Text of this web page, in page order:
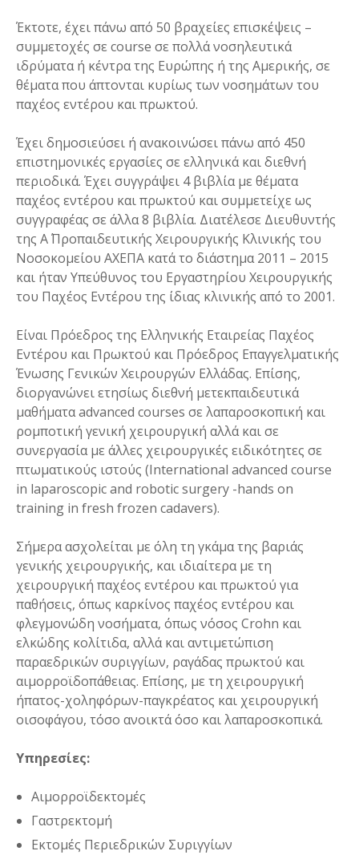
Έκτοτε, έχει πάνω από 50 βραχείες επισκέψεις –
συμμετοχές σε course σε πολλά νοσηλευτικά
ιδρύματα ή κέντρα της Ευρώπης ή της Αμερικής, σε
θέματα που άπτονται κυρίως των νοσημάτων του
παχέος εντέρου και πρωκτού.
Έχει δημοσιεύσει ή ανακοινώσει πάνω από 450
επιστημονικές εργασίες σε ελληνικά και διεθνή
περιοδικά. Έχει συγγράψει 4 βιβλία με θέματα
παχέος εντέρου και πρωκτού και συμμετείχε ως
συγγραφέας σε άλλα 8 βιβλία. Διατέλεσε Διευθυντής
της Α΄ Προπαιδευτικής Χειρουργικής Κλινικής του
Νοσοκομείου ΑΧΕΠΑ κατά το διάστημα 2011 – 2015
και ήταν Υπεύθυνος του Εργαστηρίου Χειρουργικής
του Παχέος Εντέρου της ίδιας κλινικής από το 2001.
Είναι Πρόεδρος της Ελληνικής Εταιρείας Παχέος
Εντέρου και Πρωκτού και Πρόεδρος Επαγγελματικής
Ένωσης Γενικών Χειρουργών Ελλάδας. Επίσης,
διοργανώνει ετησίως διεθνή μετεκπαιδευτικά
μαθήματα advanced courses σε λαπαροσκοπική και
ρομποτική γενική χειρουργική αλλά και σε
συνεργασία με άλλες χειρουργικές ειδικότητες σε
πτωματικούς ιστούς (International advanced course
in laparoscopic and robotic surgery -hands on
training in fresh frozen cadavers).
Σήμερα ασχολείται με όλη τη γκάμα της βαριάς
γενικής χειρουργικής, και ιδιαίτερα με τη
χειρουργική παχέος εντέρου και πρωκτού για
παθήσεις, όπως καρκίνος παχέος εντέρου και
φλεγμονώδη νοσήματα, όπως νόσος Crohn και
ελκώδης κολίτιδα, αλλά και αντιμετώπιση
παραεδρικών συριγγίων, ραγάδας πρωκτού και
αιμορροϊδοπάθειας. Επίσης, με τη χειρουργική
ήπατος-χοληφόρων-παγκρέατος και χειρουργική
οισοφάγου, τόσο ανοικτά όσο και λαπαροσκοπικά.
Υπηρεσίες:
Αιμορροϊδεκτομές
Γαστρεκτομή
Εκτομές Περιεδρικών Συριγγίων